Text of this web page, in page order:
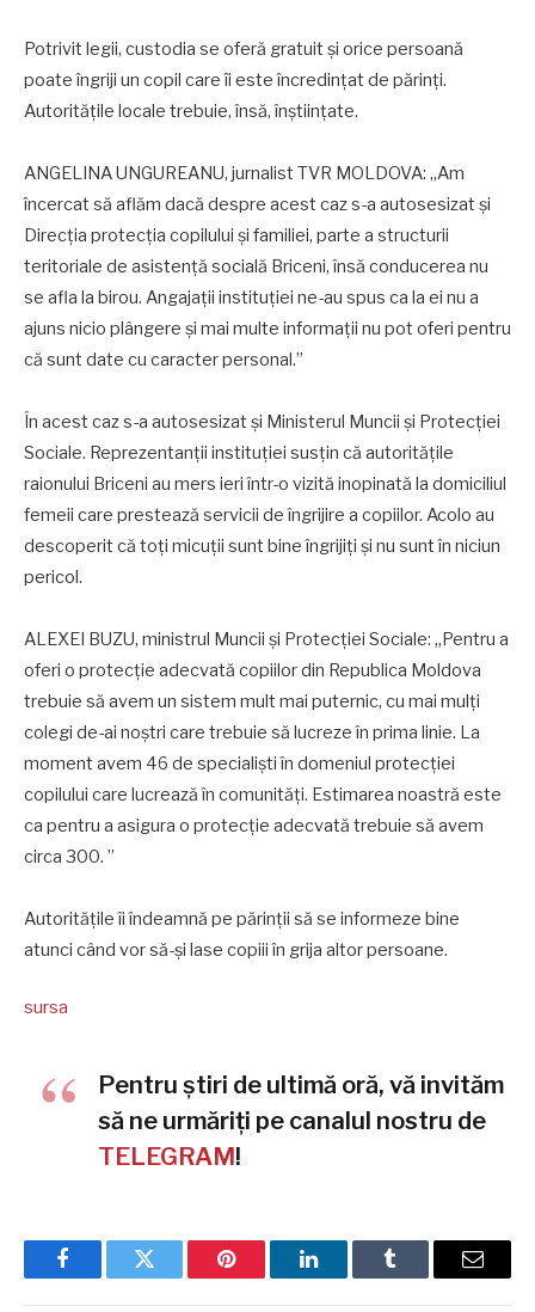
Potrivit legii, custodia se oferă gratuit şi orice persoană
poate îngriji un copil care îi este încredinţat de părinţi.
Autorităţile locale trebuie, însă, înştiinţate.
ANGELINA UNGUREANU, jurnalist TVR MOLDOVA: „Am
încercat să aflăm dacă despre acest caz s-a autosesizat și
Direcția protecția copilului și familiei, parte a structurii
teritoriale de asistență socială Briceni, însă conducerea nu
se afla la birou. Angajații instituției ne-au spus ca la ei nu a
ajuns nicio plângere și mai multe informaţii nu pot oferi pentru
că sunt date cu caracter personal.”
În acest caz s-a autosesizat şi Ministerul Muncii şi Protecţiei
Sociale. Reprezentanţii instituţiei susţin că autorităţile
raionului Briceni au mers ieri într-o vizită inopinată la domiciliul
femeii care prestează servicii de îngrijire a copiilor. Acolo au
descoperit că toţi micuţii sunt bine îngrijiţi şi nu sunt în niciun
pericol.
ALEXEI BUZU, ministrul Muncii şi Protecţiei Sociale: „Pentru a
oferi o protecţie adecvată copiilor din Republica Moldova
trebuie să avem un sistem mult mai puternic, cu mai mulţi
colegi de-ai noştri care trebuie să lucreze în prima linie. La
moment avem 46 de specialişti în domeniul protecţiei
copilului care lucrează în comunităţi. Estimarea noastră este
ca pentru a asigura o protecţie adecvată trebuie să avem
circa 300. ”
Autorităţile îi îndeamnă pe părinţii să se informeze bine
atunci când vor să-şi lase copiii în grija altor persoane.
sursa
Pentru știri de ultimă oră, vă invităm
să ne urmăriți pe canalul nostru de
TELEGRAM !
FacebookTwitter Pinterest LinkedInTumblr Email